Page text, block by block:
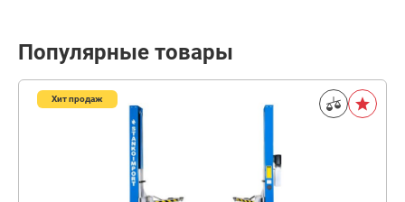
Популярные товары
Хит продаж